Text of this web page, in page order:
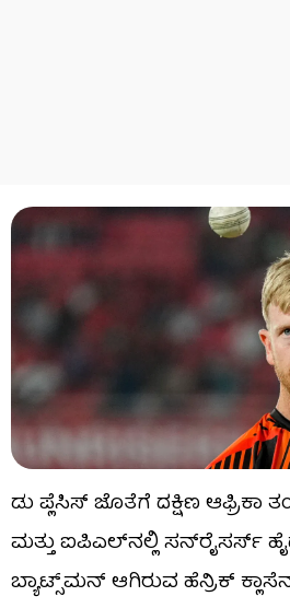
ಡು ಪ್ಲೆಸಿಸ್ ಜೊತೆಗೆ ದಕ್ಷಿಣ ಆಫ್ರಿಕಾ
ಮತ್ತು ಐಪಿಎಲ್‌ನಲ್ಲಿ ಸನ್‌ರೈಸರ್ಸ್
ಬ್ಯಾಟ್ಸ್‌ಮನ್ ಆಗಿರುವ ಹೆನ್ರಿಕ್